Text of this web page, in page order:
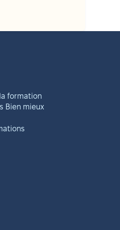
formation
Bien mieux